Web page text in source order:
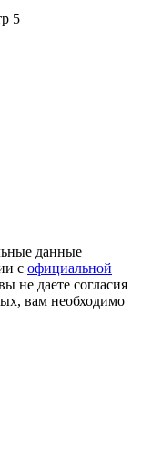
5
данные
с официальной
не даете согласия
вам необходимо